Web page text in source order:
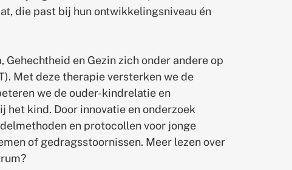
die past bij hun ontwikkelingsniveau én
en Gezin zich onder andere op
Met deze therapie versterken we de
we de ouder-kindrelatie en
kind. Door innovatie en onderzoek
en protocollen voor jonge
of gedragsstoornissen. Meer lezen over